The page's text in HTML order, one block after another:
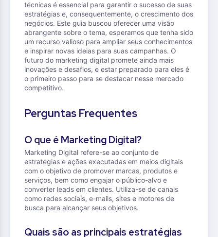
técnicas é essencial para garantir o sucesso de suas
estratégias e, consequentemente, o crescimento dos
negócios. Este guia buscou oferecer uma visão
abrangente sobre o tema, esperamos que tenha sido
um recurso valioso para ampliar seus conhecimentos
e inspirar novas ideias para suas campanhas. O
futuro do marketing digital promete ainda mais
inovações e desafios, e estar preparado para eles é
o primeiro passo para se destacar nesse mercado
competitivo.
Perguntas Frequentes
O que é Marketing Digital?
Marketing Digital refere-se ao conjunto de
estratégias e ações executadas em meios digitais
com o objetivo de promover marcas, produtos e
serviços, bem como engajar o público-alvo e
converter leads em clientes. Utiliza-se de canais
como redes sociais, e-mails, sites e motores de
busca para alcançar seus objetivos.
Quais são as principais estratégias